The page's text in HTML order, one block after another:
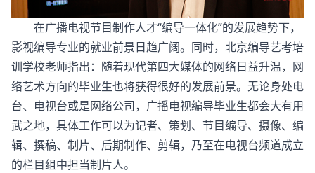
在广播电视节目制作人才“编导一体化”的发展趋势下，
影视编导专业的就业前景日趋广阔。同时，北京编导艺考培
训学校老师指出：随着现代第四大媒体的网络日益升温，网
络艺术方向的毕业生也将获得很好的发展前景。无论身处电
台、电视台或是网络公司，广播电视编导毕业生都会大有用
武之地，具体工作可以为记者、策划、节目编导、摄像、编
辑、撰稿、制片、后期制作、剪辑，乃至在电视台频道成立
的栏目组中担当制片人。